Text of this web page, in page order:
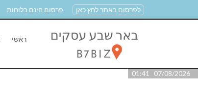
לפרסום באתר לחץ כאן פרסום חינם בלוחות
ראשי
07/08/2026 01:41